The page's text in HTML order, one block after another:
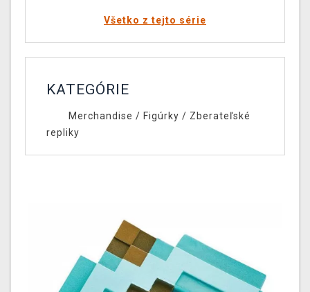
Všetko z tejto série
KATEGÓRIE
Merchandise / Figúrky / Zberateľské
repliky